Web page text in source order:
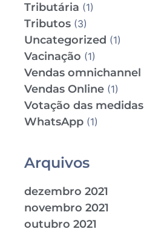
Tributária (1)
Tributos (3)
Uncategorized (1)
Vacinação (1)
Vendas omnichannel
Vendas Online (1)
Votação das medidas
WhatsApp (1)
Arquivos
dezembro 2021
novembro 2021
outubro 2021